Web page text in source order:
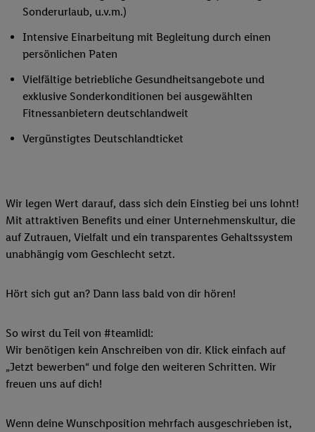
Sonderurlaub, u.v.m.)
Intensive Einarbeitung mit Begleitung durch einen
persönlichen Paten
Vielfältige betriebliche Gesundheitsangebote und
exklusive Sonderkonditionen bei ausgewählten
Fitnessanbietern deutschlandweit
Vergünstigtes Deutschlandticket
Wir legen Wert darauf, dass sich dein Einstieg bei uns lohnt!
Mit attraktiven Benefits und einer Unternehmenskultur, die
auf Zutrauen, Vielfalt und ein transparentes Gehaltssystem
unabhängig vom Geschlecht setzt.
Hört sich gut an? Dann lass bald von dir hören!
So wirst du Teil von #teamlidl:
Wir benötigen kein Anschreiben von dir. Klick einfach auf
„Jetzt bewerben“ und folge den weiteren Schritten. Wir
freuen uns auf dich!
Wenn deine Wunschposition mehrfach ausgeschrieben ist,